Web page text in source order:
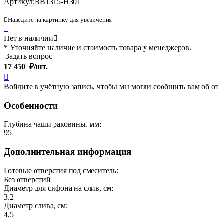
Наведите на картинку для увеличения
Нет в наличии
* Уточняйте наличие и стоимость товара у менеджеров.
Задать вопрос
17 450 ₽/шт.

Войдите в учётную запись, чтобы мы могли сообщить вам об
Особенности
Глубина чаши раковины, мм:
95
Дополнительная информация
Готовые отверстия под смеситель:
Без отверстий
Диаметр для сифона на слив, см:
3,2
Диаметр слива, см:
4,5